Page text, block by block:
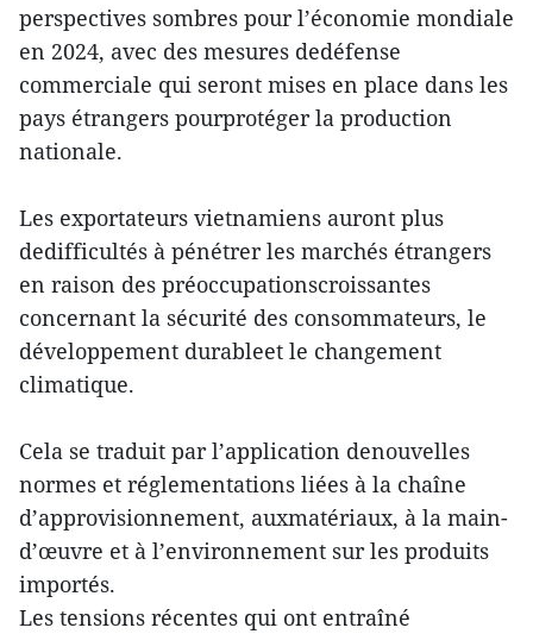
perspectives sombres pour l’économie mondiale
en 2024, avec des mesures dedéfense
commerciale qui seront mises en place dans les
pays étrangers pourprotéger la production
nationale.
Les exportateurs vietnamiens auront plus
dedifficultés à pénétrer les marchés étrangers
en raison des préoccupationscroissantes
concernant la sécurité des consommateurs, le
développement durableet le changement
climatique.
Cela se traduit par l’application denouvelles
normes et réglementations liées à la chaîne
d’approvisionnement, auxmatériaux, à la main-
d’œuvre et à l’environnement sur les produits
importés.
Les tensions récentes qui ont entraîné